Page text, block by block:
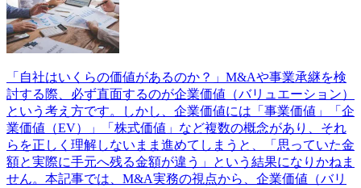
「自社はいくらの価値があるのか？」M&Aや事業承継を検
討する際、必ず直面するのが企業価値（バリュエーション）
という考え方です。しかし、企業価値には「事業価値」「企
業価値（EV）」「株式価値」など複数の概念があり、それ
らを正しく理解しないまま進めてしまうと、「思っていた金
額と実際に手元へ残る金額が違う」という結果になりかねま
せん。本記事では、M&A実務の視点から、企業価値（バリ